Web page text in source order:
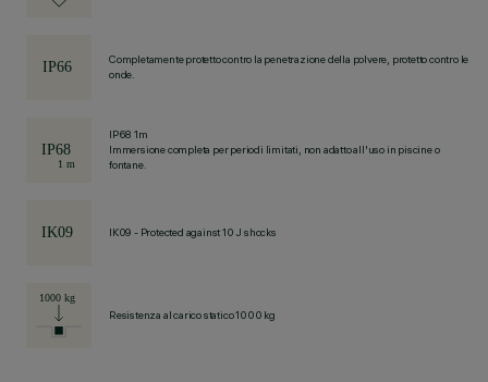
Completamente protetto contro la penetrazione della polvere, protetto contro le
onde.
IP68 1m
Immersione completa per periodi limitati, non adatto all'uso in piscine o
fontane.
IK09 - Protected against 10 J shocks
Resistenza al carico statico 1000 kg